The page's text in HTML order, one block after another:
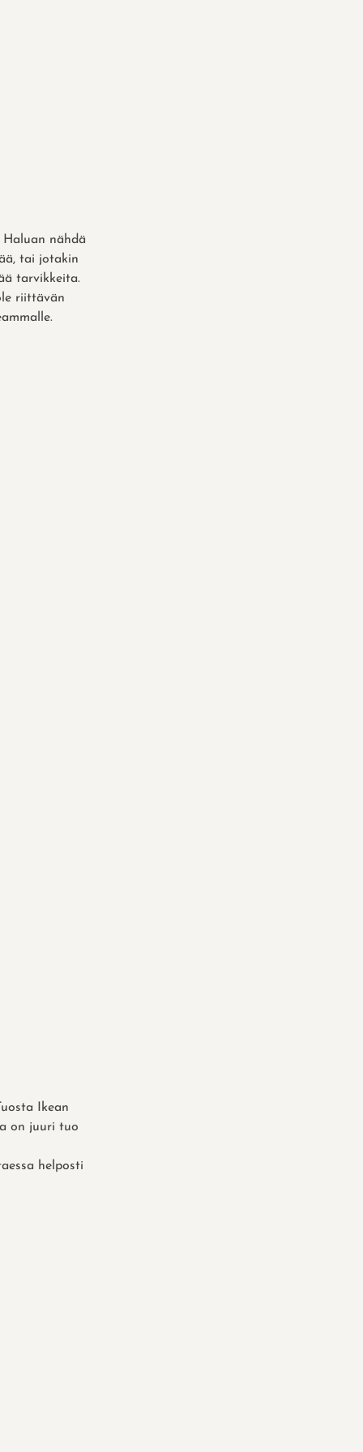
nähdä
tai jotakin
tarvikkeita.
riittävän
Ikean
on juuri tuo
helposti